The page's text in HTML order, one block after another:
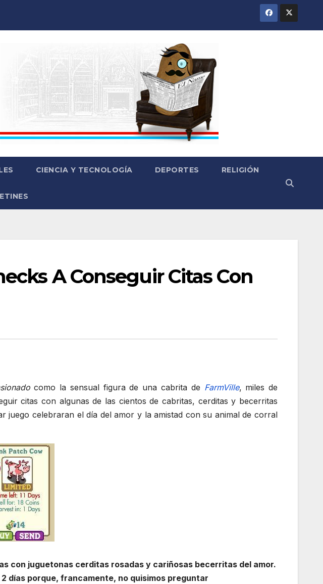
CIENCIA Y TECNOLOGÍA DEPORTES RELIGIÓN
A Conseguir Citas Con
como la sensual figura de una cabrita de FarmVille, miles de
citas con algunas de las cientos de cabritas, cerditas y becerritas
juego celebraran el día del amor y la amistad con su animal de corral
con juguetonas cerditas rosadas y cariñosas becerritas del amor.
días porque, francamente, no quisimos preguntar